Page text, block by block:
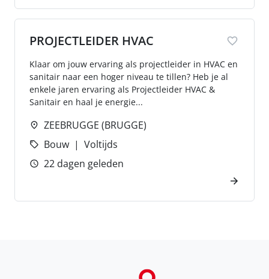
PROJECTLEIDER HVAC
Klaar om jouw ervaring als projectleider in HVAC en
sanitair naar een hoger niveau te tillen? Heb je al
enkele jaren ervaring als Projectleider HVAC &
Sanitair en haal je energie...
ZEEBRUGGE (BRUGGE)
Bouw
Voltijds
22 dagen geleden